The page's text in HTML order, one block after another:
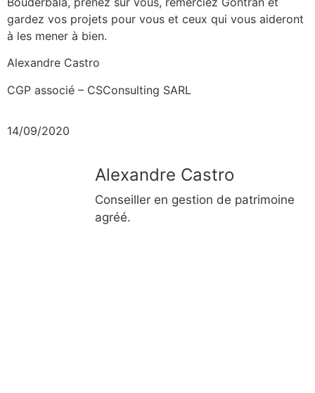
gardez vos projets pour vous et ceux qui vous aideront
à les mener à bien.
Alexandre Castro
CGP associé – CSConsulting SARL
14/09/2020
Alexandre Castro
Conseiller en gestion de patrimoine
agréé.